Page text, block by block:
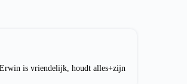
is vriendelijk, houdt alles+zijn